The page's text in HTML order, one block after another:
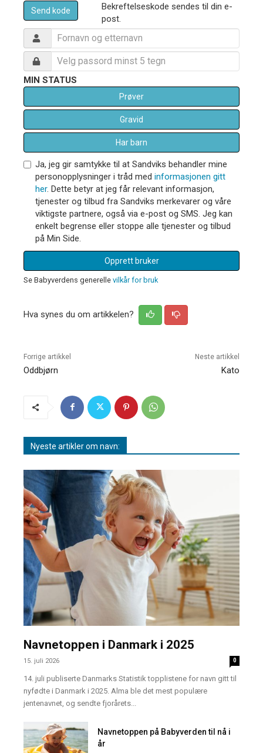
Send kode
Bekreftelseskode sendes til din e-
post.
MIN STATUS
Prøver
Gravid
Har barn
Ja, jeg gir samtykke til at Sandviks behandler mine
personopplysninger i tråd med informasjonen gitt
her. Dette betyr at jeg får relevant informasjon,
tjenester og tilbud fra Sandviks merkevarer og våre
viktigste partnere, også via e-post og SMS. Jeg kan
enkelt begrense eller stoppe alle tjenester og tilbud
på Min Side.
Opprett bruker
Se Babyverdens generelle vilkår for bruk
Hva synes du om artikkelen?
Forrige artikkel
Oddbjørn
Neste artikkel
Kato
Nyeste artikler om navn:
Navnetoppen i Danmark i 2025
15. juli 2026 0
14. juli publiserte Danmarks Statistik topplistene for navn gitt til
nyfødte i Danmark i 2025. Alma ble det mest populære
jentenavnet, og sendte fjorårets...
Navnetoppen på Babyverden til nå i
år